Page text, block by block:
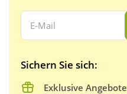
Ihre E-Mail Adresse:
Sichern Sie sich:
Exklusive